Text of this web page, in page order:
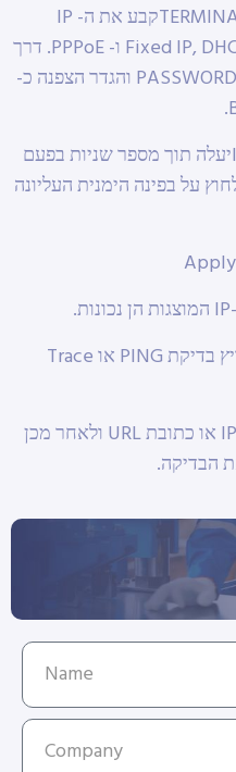
7. דרך ה-IP TEST, ב-( TERMINAL (HOSTקבע את ה- IP
address. ניתן לעבוד במצב של Fixed IP, DHCP ו- PPPoE. דרך
PPP USER ID הכנס USER ID ו- PASSWORD והגדר הצפנה כ-
8. לחץ על U IP TEST ה- IST/ILTיעלה תוך מספר שניות בפעם
על בפינה הימנית העליונה
11. בחר TRACER או PING# להריץ בדיקת PING או Trace
12. בחר TARGETלהכניס כתובת IP או כתובת URL ולאחר מכן
הבדיקה.